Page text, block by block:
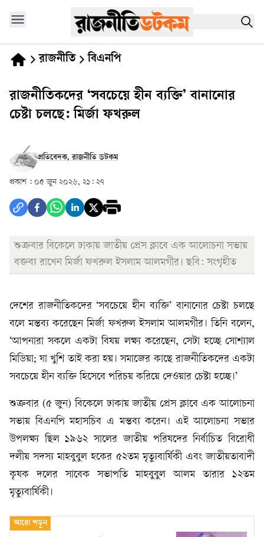
রাজনীতি বিএনপি
রাজনীতিকদের ‘সবচেয়ে হীন ব্যক্তি’ বানানোর
চেষ্টা চলছে: মির্জা ফখরুল
প্রতিবেদক, রাজনীতি ডটকম
প্রকাশ : ০৫ জুন ২০২৬, ২১: ২৭
শুক্রবার বিকেলে ঢাকায় জাতীয় প্রেস ক্লাবে এক আলোচনা সভায়
বক্তব্য রাখেন মির্জা ফখরুল ইসলাম আলমগীর। ছবি: সংগৃহীত
দেশের রাজনীতিকদের ‘সবচেয়ে হীন ব্যক্তি’ বানানোর চেষ্টা চলছে
বলে মন্তব্য করেছেন মির্জা ফখরুল ইসলাম আলমগীর। তিনি বলেন,
‘আপনারা সকলে একটা বিষয় লক্ষ্য করেছেন, সেটা হচ্ছে সোশ্যাল
মিডিয়া; যা খুশি তাই করা হয়। সমাজের কাছে রাজনীতিকদের একটা
সবচেয়ে হীন ব্যক্তি হিসেবে পরিচয় করিয়ে দেওয়ার চেষ্টা হচ্ছে।’
শুক্রবার (৫ জুন) বিকেলে ঢাকায় জাতীয় প্রেস ক্লাবে এক আলোচনা
সভায় বিএনপি মহাসচিব এ মন্তব্য করেন। এই আলোচনা সভার
উপলক্ষ্য ছিল ১৯৬২ সালের জাতীয় পরিষদের নির্বাচিত বিরোধী
দলীয় সদস্য মাহবুবুল হকের ৫২তম মৃত্যুবার্ষিকী এবং জাতীয়তাবাদী
কৃষক দলের সাবেক সভাপতি মাহবুবুল আলম তারার ১২তম
মৃত্যুবার্ষিকী।